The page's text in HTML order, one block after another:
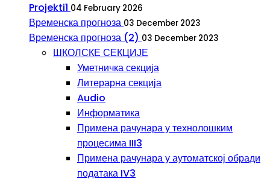
Projekti1 04 February 2026
Временска прогноза 03 December 2023
Временска прогноза (2) 03 December 2023
ШКОЛСКЕ СЕКЦИЈЕ
Уметничка секција
Литерарна секција
Audio
Информатика
Примена рачунара у технолошким
процесима III3
Примена рачунара у аутоматској обради
података IV3